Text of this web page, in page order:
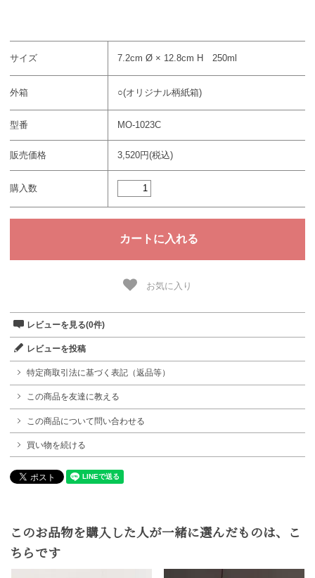
サイズ 7.2cm Ø × 12.8cm H 250ml
外箱 ○(オリジナル柄紙箱)
型番 MO-1023C
販売価格 3,520円(税込)
購入数
お気に入り
レビューを見る(0件)
レビューを投稿
特定商取引法に基づく表記（返品等）
この商品を友達に教える
この商品について問い合わせる
買い物を続ける
このお品物を購入した人が一緒に選んだものは、こ
ちらです